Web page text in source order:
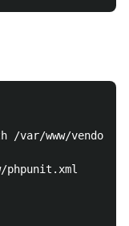
/var/www/vendor/
phpunit.xml